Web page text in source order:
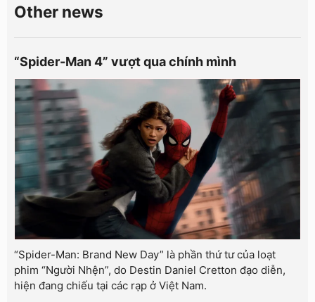
Other news
“Spider-Man 4” vượt qua chính mình
“Spider-Man: Brand New Day” là phần thứ tư của loạt
phim “Người Nhện”, do Destin Daniel Cretton đạo diễn,
hiện đang chiếu tại các rạp ở Việt Nam.